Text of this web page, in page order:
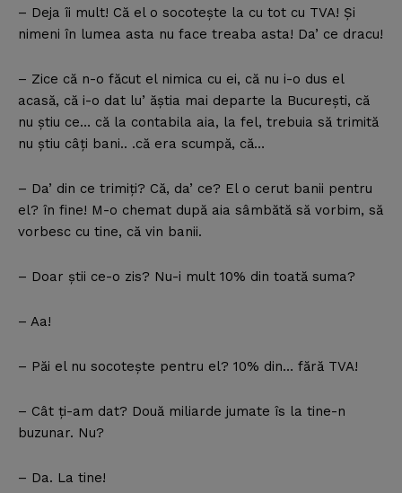
– Deja îi mult! Că el o socoteşte la cu tot cu TVA! Şi
nimeni în lumea asta nu face treaba asta! Da’ ce dracu!
– Zice că n-o făcut el nimica cu ei, că nu i-o dus el
acasă, că i-o dat lu’ ăştia mai departe la Bucureşti, că
nu ştiu ce… că la contabila aia, la fel, trebuia să trimită
nu ştiu câţi bani.. .că era scumpă, că…
– Da’ din ce trimiţi? Că, da’ ce? El o cerut banii pentru
el? în fine! M-o chemat după aia sâmbătă să vorbim, să
vorbesc cu tine, că vin banii.
– Doar ştii ce-o zis? Nu-i mult 10% din toată suma?
– Aa!
– Păi el nu socoteşte pentru el? 10% din… fără TVA!
– Cât ţi-am dat? Două miliarde jumate îs la tine-n
buzunar. Nu?
– Da. La tine!